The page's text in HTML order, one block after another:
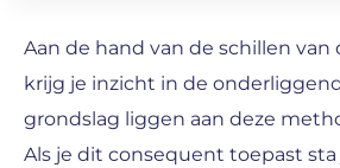
Aan de hand van de schillen van
krijg je inzicht in de
grondslag liggen aan deze
Als je dit consequent toepast